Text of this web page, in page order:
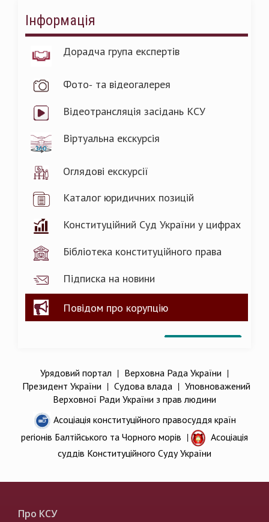
Інформація
Дорадча група експертів
Фото- та відеогалерея
Відеотрансляція засідань КСУ
Віртуальна екскурсія
Оглядові екскурсії
Каталог юридичних позицій
Конституційний Суд України у цифрах
Бібліотека конституційного права
Підписка на новини
Повідом про корупцію
Урядовий портал | Верховна Рада України |
Президент України | Судова влада| Уповноважений
Верховної Ради України з прав людини
Асоціація конституційного правосуддя країн
регіонів Балтійського та Чорного морів |
Асоціація
суддів Конституційного Суду України
Про КСУ